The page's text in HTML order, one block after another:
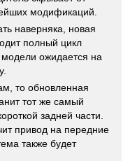
модификаций.
наверняка, новая
полный цикл
ожидается на
то обновленная
тот же самый
задней части.
привод на передние
также будет